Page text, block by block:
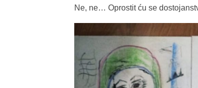
Ne, ne… Oprostit ću se